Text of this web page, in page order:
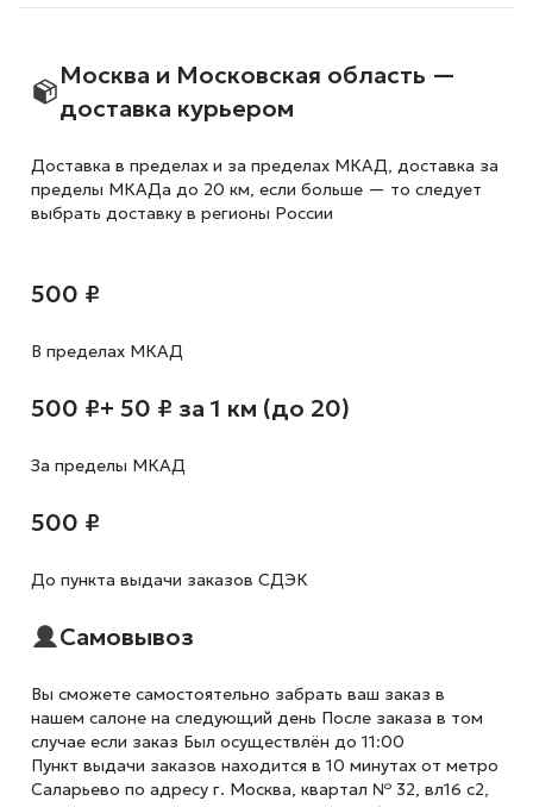
Москва и Московская область —
доставка курьером
Доставка в пределах и за пределах МКАД, доставка за
пределы МКАДа до 20 км, если больше — то следует
выбрать доставку в регионы России
500 ₽
В пределах МКАД
500 ₽+ 50 ₽ за 1 км (до 20)
За пределы МКАД
500 ₽
До пункта выдачи заказов СДЭК
Самовывоз
Вы сможете самостоятельно забрать ваш заказ в
нашем салоне на следующий день После заказа в том
случае если заказ Был осуществлён до 11:00
Пункт выдачи заказов находится в 10 минутах от метро
Саларьево по адресу г. Москва, квартал № 32, вл16 с2,